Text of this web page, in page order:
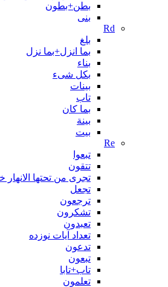
بطن+بطون
بنی
Rd
بلغ
بما انزل+بما نزل
بناء
بکل شیء
بینات
تاب
بما کان
بينة
بیت
Re
تبعوا
تتقون
تجری من تحتها الانهار
تجعل
ترجعون
تشکرون
تعبدون
تعداد آیات نوزده
تدعون
تبعون
تاب+تابا
تعلمون